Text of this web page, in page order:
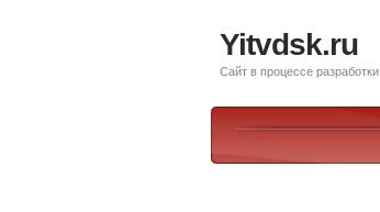
Yitvdsk.ru
Сайт в процессе разработки